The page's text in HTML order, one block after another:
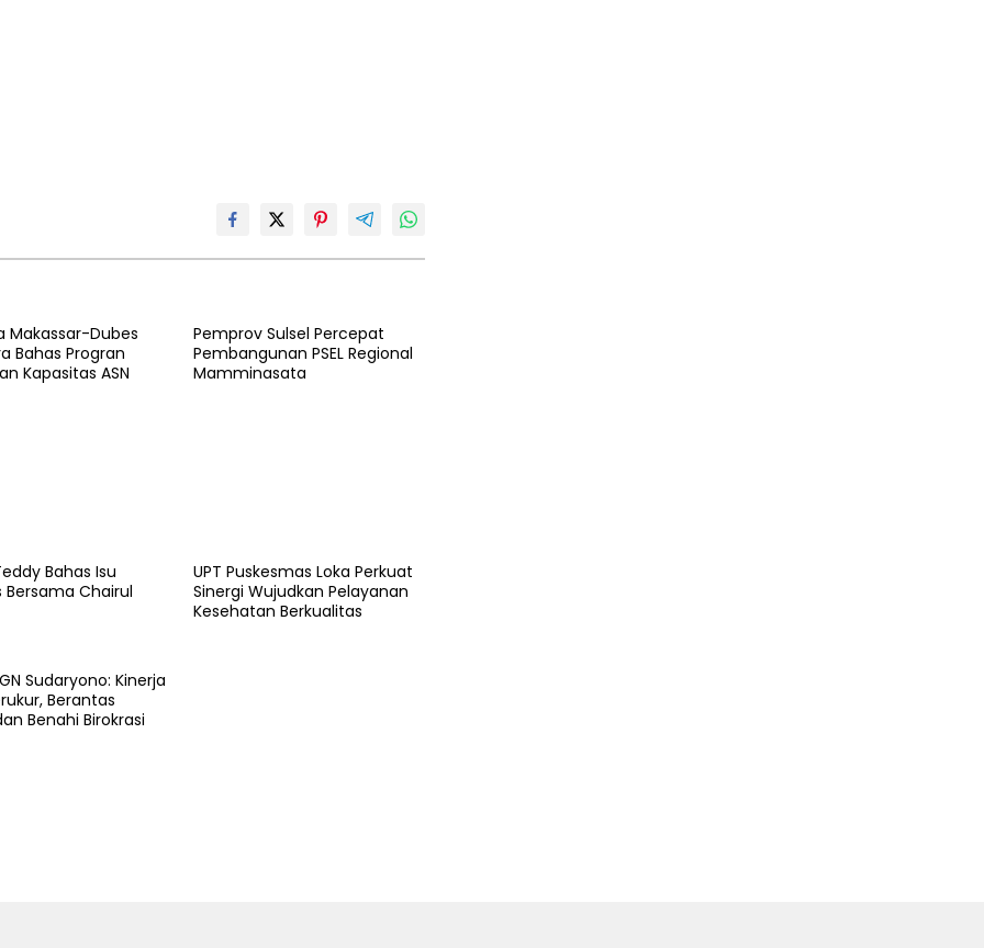
Makassar-Dubes
Bahas Progran
Kapasitas ASN
Pemprov Sulsel Percepat
Pembangunan PSEL Regional
Mamminasata
Bahas Isu
Bersama Chairul
UPT Puskesmas Loka Perkuat
Sinergi Wujudkan Pelayanan
Kesehatan Berkualitas
Sudaryono: Kinerja
Berantas
Benahi Birokrasi